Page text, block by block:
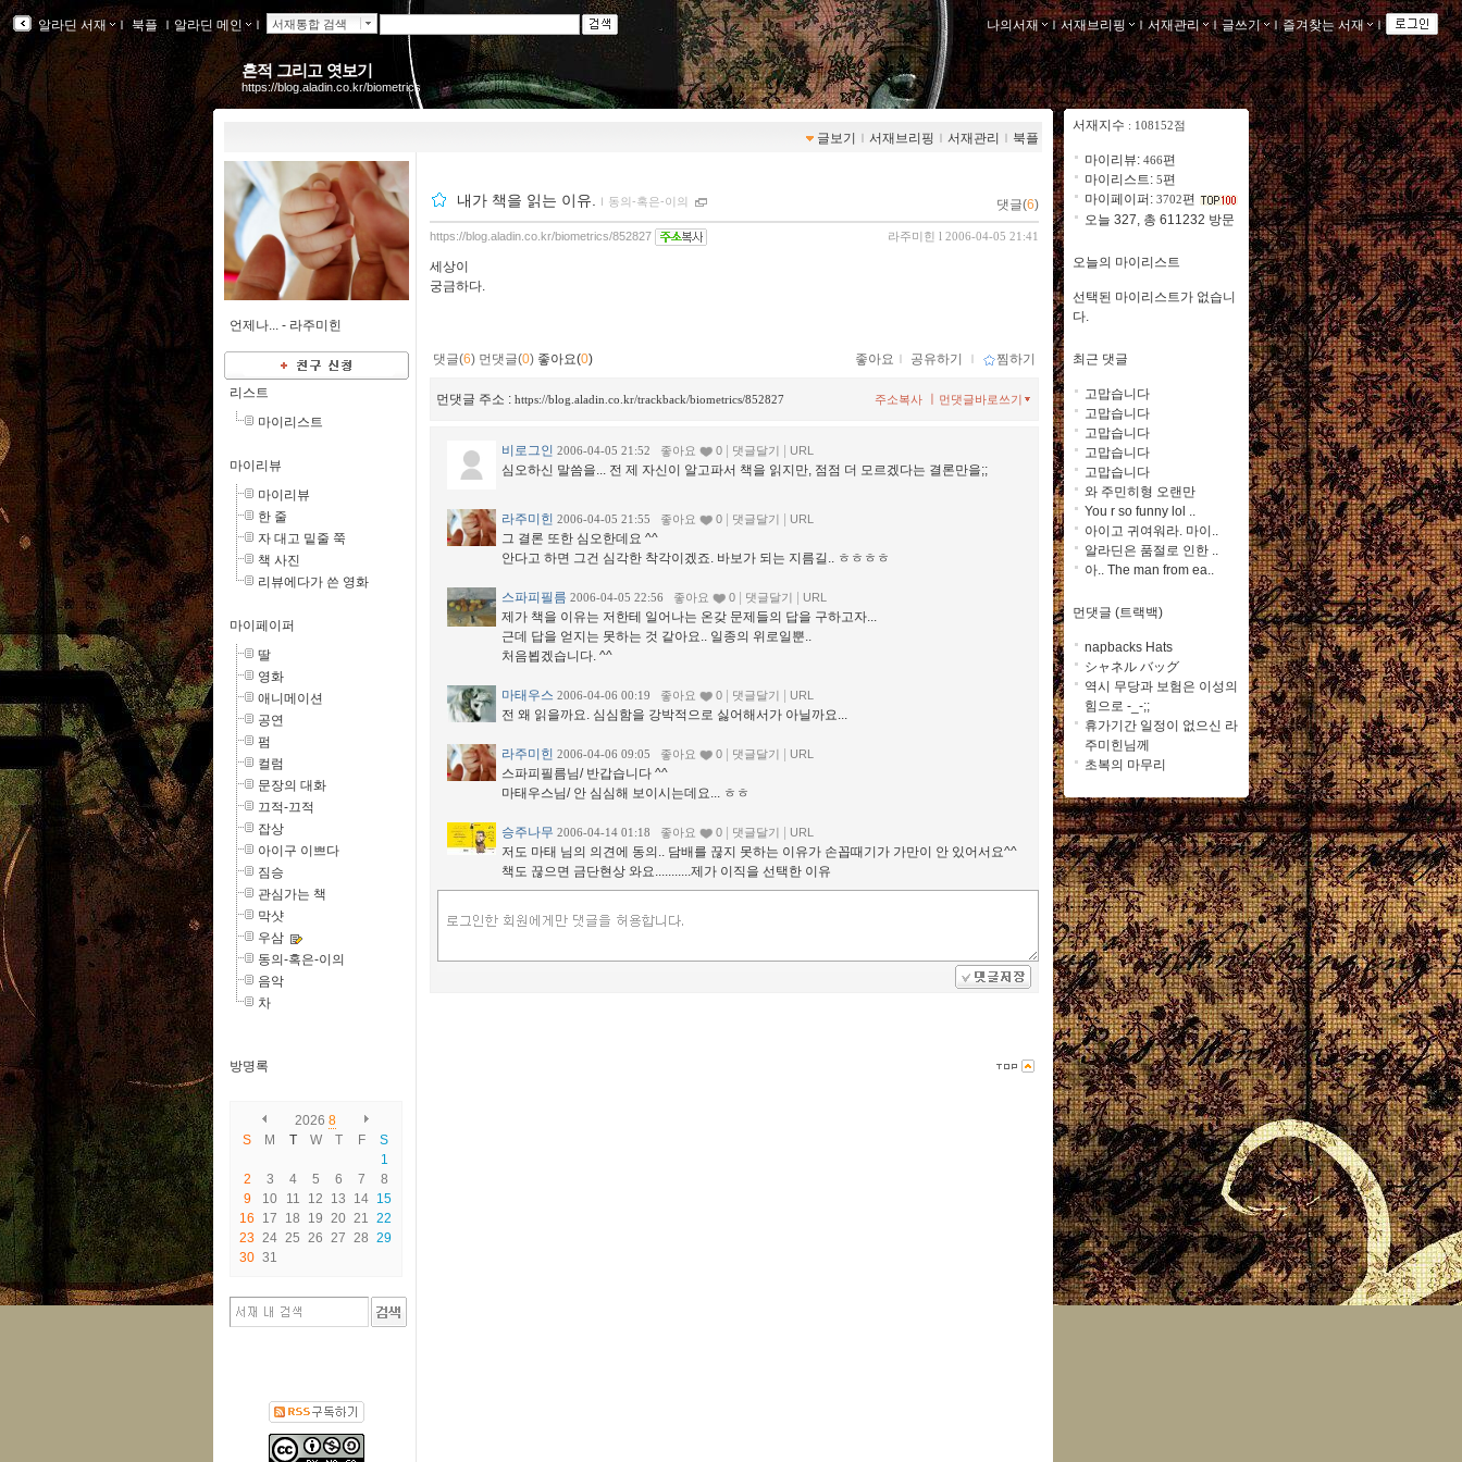
알라딘 서재 ｌ 북플ｌ 알라딘 메인 ｌ 서재통합 검색 나의서재 ｌ서재브리핑 ｌ서재관리 ｌ글쓰기 ｌ즐겨찾는 서재 ｌ
흔적 그리고 엿보기
https://blog.aladin.co.kr/biometrics
글보기 ｌ 서재브리핑 ｌ 서재관리 ｌ 북플
언제나... - 라주미힌
리스트
마이리스트
마이리뷰
마이리뷰
한 줄
자 대고 밑줄 쭉
책 사진
리뷰에다가 쓴 영화
마이페이퍼
딸
영화
애니메이션
공연
펌
컬럼
문장의 대화
끄적-끄적
잡상
아이구 이쁘다
짐승
관심가는 책
막샷
우삼
동의-혹은-이의
음악
차
방명록
2026 8
S
M T W T F
S
1
2
3 4 5 6 7
8
9
10 11 12 13 14 15
16
17 18 19 20 21
22
23 24 25 26 27 28 29
30 31
내가 책을 읽는 이유. ｌ 동의-혹은-이의 댓글(6)
라주미힌 l 2006-04-05 21:41
https://blog.aladin.co.kr/biometrics/852827
세상이
궁금하다.
댓글(6) 먼댓글(0) 좋아요(0) 좋아요 ｌ 공유하기 ｌ 찜하기
먼댓글 주소 : https://blog.aladin.co.kr/trackback/biometrics/852827 먼댓글바로쓰기
주소복사
비로그인 2006-04-05 21:52 좋아요 0 댓글달기 URL
심오하신 말씀을... 전 제 자신이 알고파서 책을 읽지만, 점점 더 모르겠다는 결론만을;;
라주미힌 2006-04-05 21:55 좋아요 0 댓글달기 URL
그 결론 또한 심오한데요 ^^
안다고 하면 그건 심각한 착각이겠죠. 바보가 되는 지름길.. ㅎㅎㅎㅎ
스파피필름 2006-04-05 22:56 좋아요 0 댓글달기 URL
제가 책을 이유는 저한테 일어나는 온갖 문제들의 답을 구하고자...
근데 답을 얻지는 못하는 것 같아요.. 일종의 위로일뿐..
처음뵙겠습니다. ^^
마태우스 2006-04-06 00:19 좋아요 0 댓글달기 URL
전 왜 읽을까요. 심심함을 강박적으로 싫어해서가 아닐까요...
라주미힌 2006-04-06 09:05 좋아요 0 댓글달기 URL
스파피필름님/ 반갑습니다 ^^
마태우스님/ 안 심심해 보이시는데요... ㅎㅎ
승주나무 2006-04-14 01:18 좋아요 0 댓글달기 URL
저도 마태 님의 의견에 동의.. 담배를 끊지 못하는 이유가 손꼽때기가 가만이 안 있어서요^^
책도 끊으면 금단현상 와요...........제가 이직을 선택한 이유
서재지수 : 108152점
마이리뷰: 466편
마이리스트: 5편
마이페이퍼: 3702편
오늘 327, 총 611232 방문
오늘의 마이리스트
선택된 마이리스트가 없습니
다.
최근 댓글
고맙습니다
고맙습니다
고맙습니다
고맙습니다
고맙습니다
와 주민히형 오랜만
You r so funny lol ..
아이고 귀여워라. 마이..
알라딘은 품절로 인한 ..
아.. The man from ea..
먼댓글 (트랙백)
napbacks Hats
シャネル バッグ
역시 무당과 보험은 이성의
힘으로 -_-;;
휴가기간 일정이 없으신 라
주미힌님께
초복의 마무리